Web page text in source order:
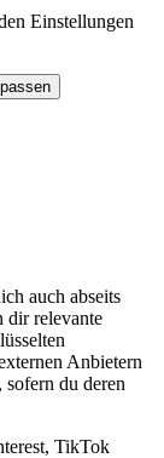
Einstellungen
auch abseits
dir relevante
Anbietern
du deren
TikTok